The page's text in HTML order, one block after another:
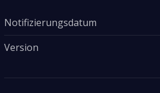
Notifizierungsdatum
Version